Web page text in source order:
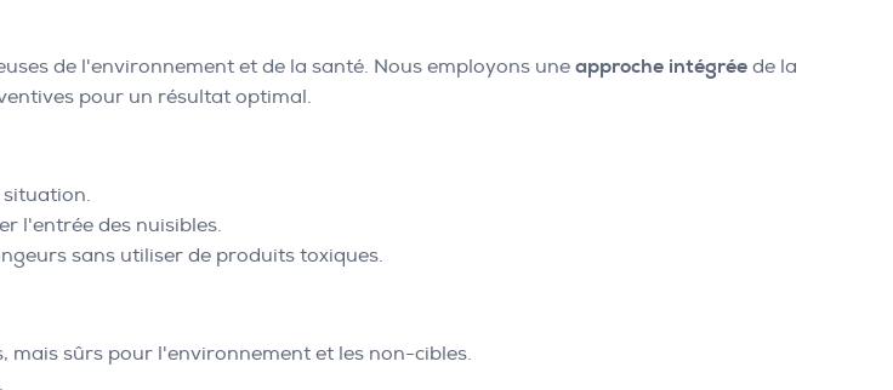
de l'environnement et de la santé. Nous employons uneapproche intégrée de la
pour un résultat optimal.
situation.
l'entrée des nuisibles.
sans utiliser de produits toxiques.
sûrs pour l'environnement et les non-cibles.